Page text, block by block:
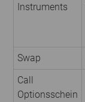
Instruments
Swap
Call
Optionsschein